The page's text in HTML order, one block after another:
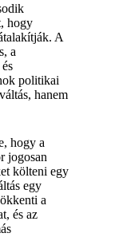
hogy
A
a
politikai
hanem
hogy a
jogosan
költeni egy
egy
a
és az